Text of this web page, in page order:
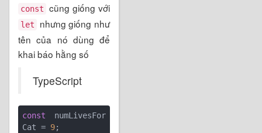
const cũng giống với
let
nhưng giống như
tên của nó dùng để
khai báo hằng số
TypeScript
const numLivesFor
Cat = 9